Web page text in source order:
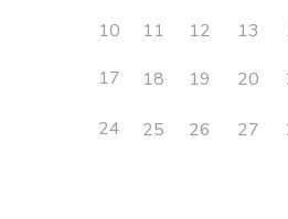
10
11 12 13
17
18 19 20
24 25 26 27